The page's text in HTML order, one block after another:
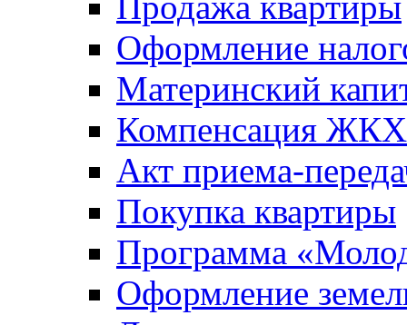
Оформление
Материнский
Компенсация ЖКХ
Акт приема-
Покупка квартиры
Программа
Оформление